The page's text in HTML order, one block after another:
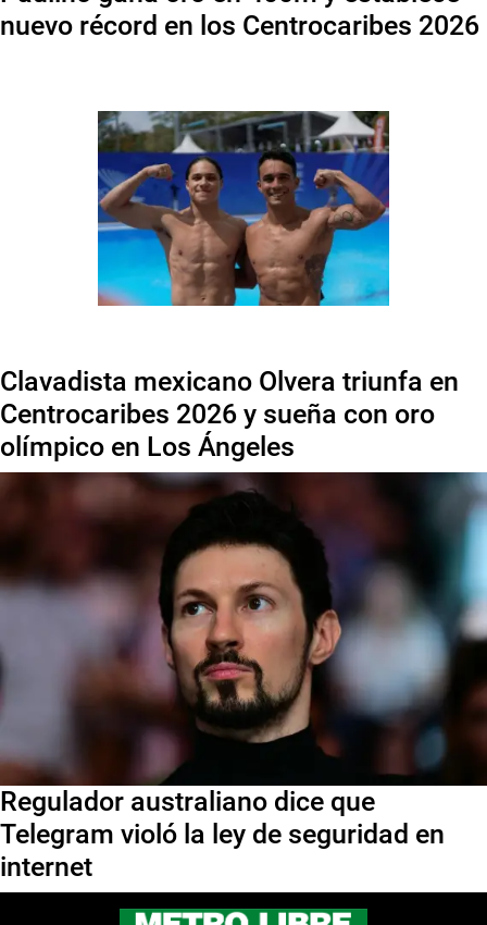
nuevo récord en los Centrocaribes 2026
Clavadista mexicano Olvera triunfa en
Centrocaribes 2026 y sueña con oro
olímpico en Los Ángeles
Regulador australiano dice que
Telegram violó la ley de seguridad en
internet